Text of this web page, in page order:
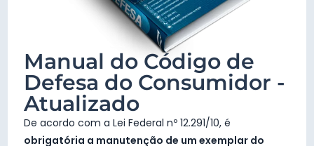
Manual do Código de
Defesa do Consumidor -
Atualizado
De acordo com a Lei Federal nº 12.291/10, é
obrigatória a manutenção de um exemplar do